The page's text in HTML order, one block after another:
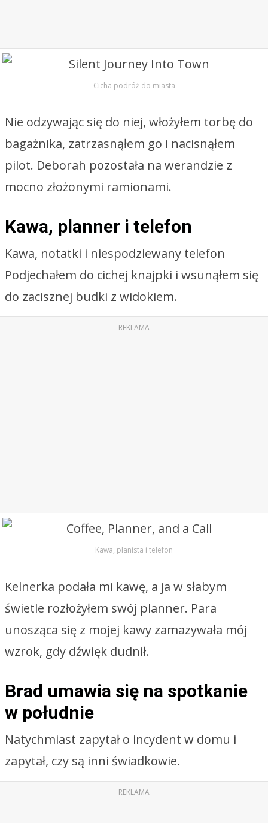
Cicha podróż do miasta
Nie odzywając się do niej, włożyłem torbę do
bagażnika, zatrzasnąłem go i nacisnąłem
pilot. Deborah pozostała na werandzie z
mocno złożonymi ramionami.
Kawa, planner i telefon
Kawa, notatki i niespodziewany telefon
Podjechałem do cichej knajpki i wsunąłem się
do zacisznej budki z widokiem.
REKLAMA
Kawa, planista i telefon
Kelnerka podała mi kawę, a ja w słabym
świetle rozłożyłem swój planner. Para
unosząca się z mojej kawy zamazywała mój
wzrok, gdy dźwięk dudnił.
Brad umawia się na spotkanie
w południe
Natychmiast zapytał o incydent w domu i
zapytał, czy są inni świadkowie.
REKLAMA